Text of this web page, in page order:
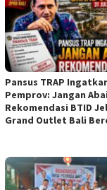
Pansus TRAP
Pemprov: Jangan
Rekomendasi BTID
Grand Outlet Bali